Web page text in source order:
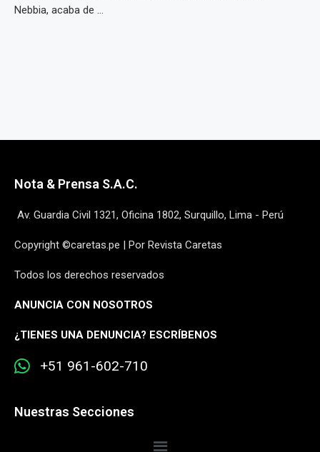
Nebbia, acaba de ...
Nota & Prensa S.A.C.
Av. Guardia Civil 1321, Oficina 1802, Surquillo, Lima - Perú
Copyright ©caretas.pe | Por Revista Caretas
Todos los derechos reservados
ANUNCIA CON NOSOTROS
¿TIENES UNA DENUNCIA? ESCRÍBENOS
+51 961-602-710
Nuestras Secciones